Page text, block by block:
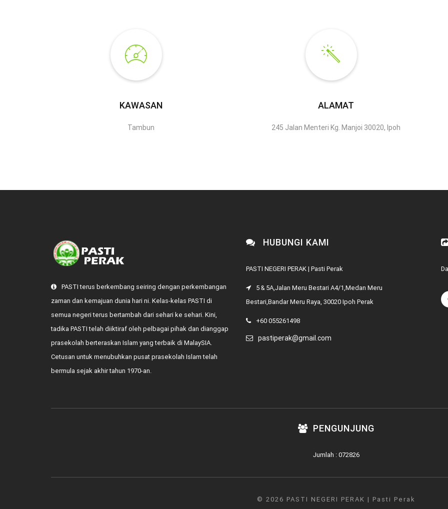
KAWASAN
Tambun
ALAMAT
245 Jalan Menteri Kg. Manjoi 30020, Ipoh
PASTI terus berkembang seiring dengan perkembangan
zaman dan kemajuan dunia hari ni. Kelas-kelas PASTI di
semua negeri terus bertambah dari sehari ke sehari. Kini,
tadika PASTI telah diiktiraf oleh pelbagai pihak dan dianggap
prasekolah berteraskan Islam yang terbaik di MalaySIA.
Cetusan untuk menubuhkan pusat prasekolah Islam telah
bermula sejak akhir tahun 1970-an.
HUBUNGI KAMI
PASTI NEGERI PERAK | Pasti Perak
5 & 5A,Jalan Meru Bestari A4/1,Medan Meru
Bestari,Bandar Meru Raya, 30020 Ipoh Perak
+60 055261498
pastiperak@gmail.com
PENGUNJUNG
Jumlah : 072826
© 2026 PASTI NEGERI PERAK | Pasti Perak